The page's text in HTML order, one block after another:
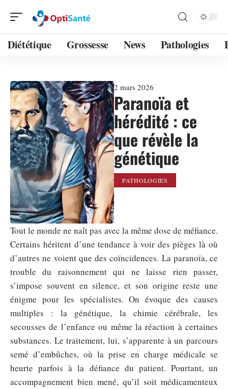
Diététique Grossesse News Pathologies
2 mars 2026
Paranoïa et
hérédité : ce
que révèle la
génétique
PATHOLOGIES
Tout le monde ne naît pas avec la même dose de méfiance.
Certains héritent d’une tendance à voir des pièges là où
d’autres ne voient que des coïncidences. La paranoïa, ce
trouble du raisonnement qui ne laisse rien passer,
s’impose souvent en silence, et son origine reste une
énigme pour les spécialistes. On évoque des causes
multiples : la génétique, la chimie cérébrale, les
secousses de l’enfance ou même la réaction à certaines
substances. Le traitement, lui, s’apparente à un parcours
semé d’embûches, où la prise en charge médicale se
heurte parfois à la défiance du patient. Pourtant, un
accompagnement bien mené, qu’il soit médicamenteux